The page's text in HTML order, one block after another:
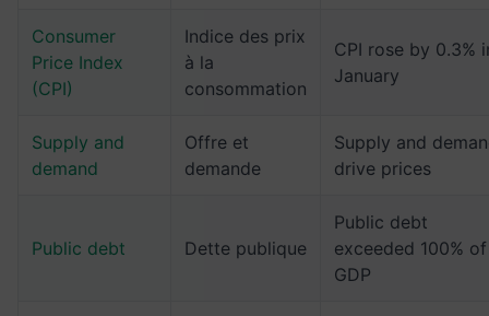
Consumer
Price Index
(CPI)
Indice des prix
à la
consommation
CPI rose by 0.3%
January
Supply and
demand
Offre et
demande
Supply and
drive prices
Public debt Dette publique
Public debt
exceeded 100% of
GDP